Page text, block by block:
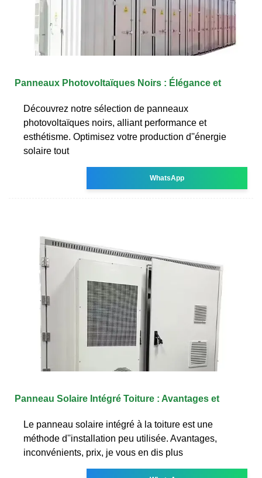
Panneaux Photovoltaïques Noirs : Élégance et
Découvrez notre sélection de panneaux
photovoltaïques noirs, alliant performance et
esthétisme. Optimisez votre production d''énergie
solaire tout
WhatsApp
Panneau Solaire Intégré Toiture : Avantages et
Le panneau solaire intégré à la toiture est une
méthode d''installation peu utilisée. Avantages,
inconvénients, prix, je vous en dis plus